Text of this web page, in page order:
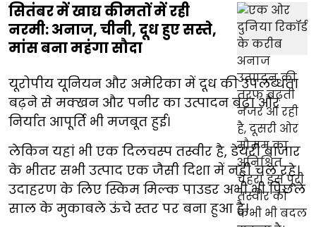
सितंबर में खाद्य कीमतों में रही
नरमी: अनाज, चीनी, दूध हुए सस्ते,
मांस बना महंगा सौदा
यूरोपीय यूनियन और अमेरिका में दूध की उपलब्धता
बढ़ने से मक्खन और पनीर का उत्पादन बढ़ा और
निर्यात आपूर्ति भी मजबूत हुई।
लेकिन यहां भी एक दिलचस्प तस्वीर है, डेयरी बाजार
के भीतर सभी उत्पाद एक जैसी दिशा में नहीं चल रहे।
उदाहरण के लिए स्किम मिल्क पाउडर अभी भी पिछले
साल के मुकाबले ऊंचे स्तर पर बना हुआ है।